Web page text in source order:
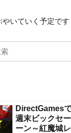
いていく予定です
DirectGames
週末ビックセ
ーン～紅魔城